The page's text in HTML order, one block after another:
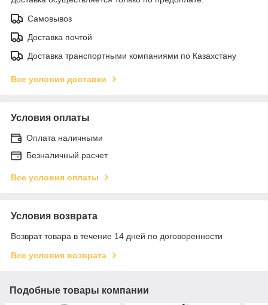
Самовывоз
Доставка почтой
Доставка транспортными компаниями по Казахстану
Все условия доставки
Условия оплаты
Оплата наличными
Безналичный расчет
Все условия оплаты
Условия возврата
Возврат товара в течение 14 дней по договоренности
Все условия возврата
Подобные товары компании